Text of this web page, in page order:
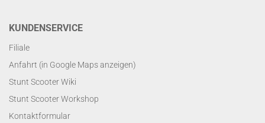
KUNDENSERVICE
Filiale
Anfahrt (in Google Maps anzeigen)
Stunt Scooter Wiki
Stunt Scooter Workshop
Kontaktformular